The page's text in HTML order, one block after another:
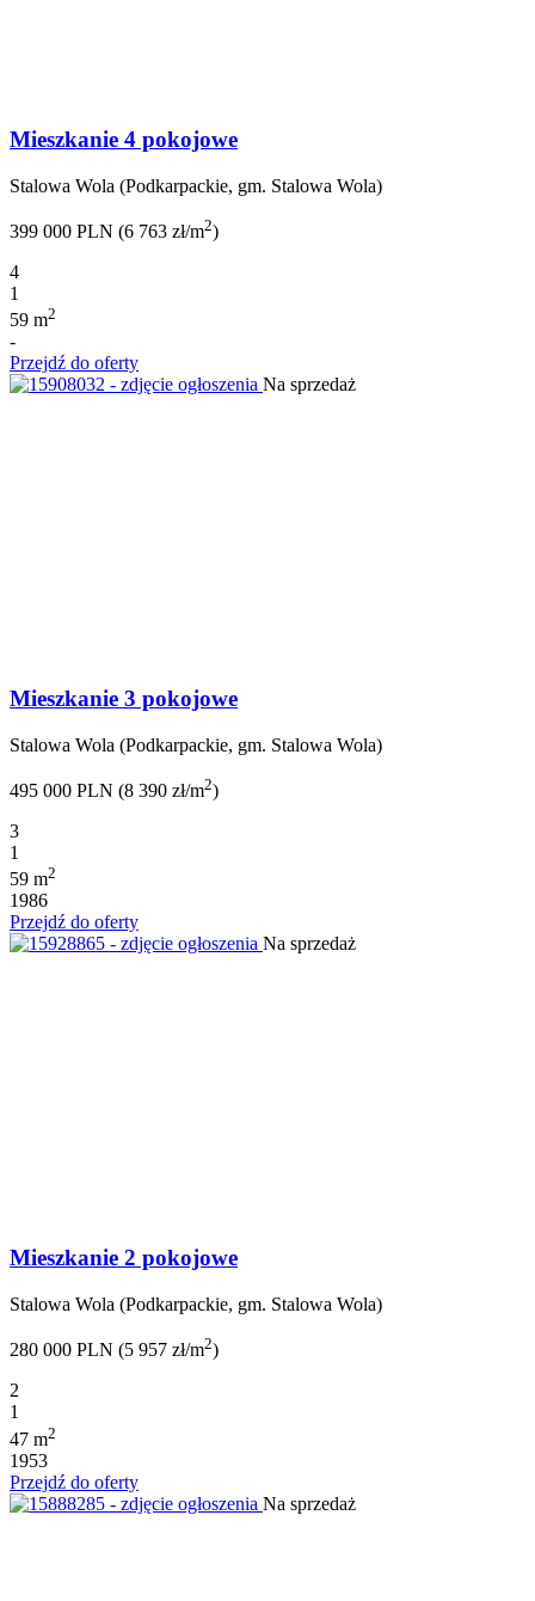
Mieszkanie 4 pokojowe
Stalowa Wola (Podkarpackie, gm. Stalowa Wola)
399 000 PLN (6 763 zł/m2)
4
1
59 m2
-
Przejdź do oferty
Na sprzedaż
Mieszkanie 3 pokojowe
Stalowa Wola (Podkarpackie, gm. Stalowa Wola)
495 000 PLN (8 390 zł/m2)
3
1
59 m2
1986
Przejdź do oferty
Na sprzedaż
Mieszkanie 2 pokojowe
Stalowa Wola (Podkarpackie, gm. Stalowa Wola)
280 000 PLN (5 957 zł/m2)
2
1
47 m2
1953
Przejdź do oferty
Na sprzedaż